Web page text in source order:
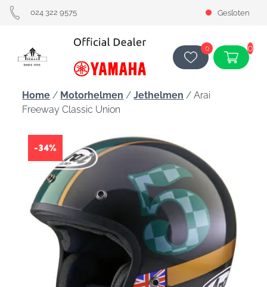
024 322 9575 Gesloten
0 0
Home / Motorhelmen /Jethelmen / Arai
Freeway Classic Union
-34%